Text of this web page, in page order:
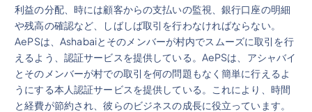
利益の分配、時には顧客からの支払いの監視、銀行口座の明細
や残高の確認など、しばしば取引を行わなければならない。
AePSは、Ashabaiとそのメンバーが村内でスムーズに取引を行
えるよう、認証サービスを提供している。AePSは、アシャバイ
とそのメンバーが村での取引を何の問題もなく簡単に行えるよ
うにする本人認証サービスを提供している。これにより、時間
と経費が節約され、彼らのビジネスの成長に役立っています。